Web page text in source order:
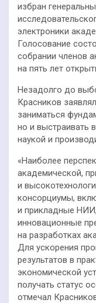
избран
электроники
Голосование
собрании членов
на пять лет
Незадолго до
Красников
заниматься
но и выстраивать
наукой и
«Наиболее
академической,
и
консорциумы,
и прикладные
инновационные
на разработках
Для ускорения
результатов в
экономической
получать статус
отмечал